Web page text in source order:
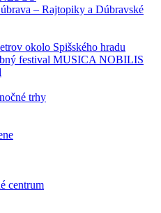
– Rajtopiky a Dúbravské
okolo Spišského hradu
festival MUSICA NOBILIS
trhy
centrum